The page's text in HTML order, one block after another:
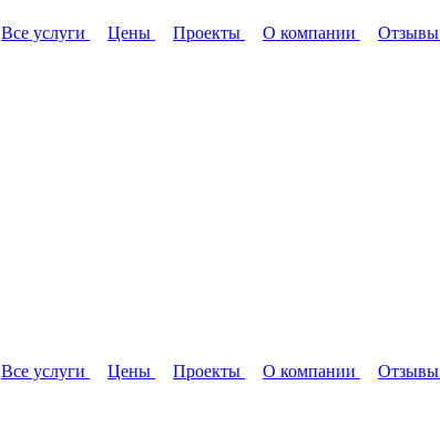
Все услуги Цены Проекты О компании Отзывы
Все услуги Цены Проекты О компании Отзывы